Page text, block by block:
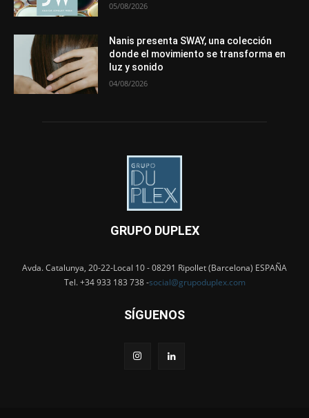
05/08/2026
Nanis presenta SWAY, una colección
donde el movimiento se transforma en
luz y sonido
04/08/2026
GRUPO DUPLEX
Avda. Catalunya, 20-22-Local 10 - 08291 Ripollet (Barcelona) ESPAÑA
Tel. +34 933 183 738 -social@grupoduplex.com
SÍGUENOS